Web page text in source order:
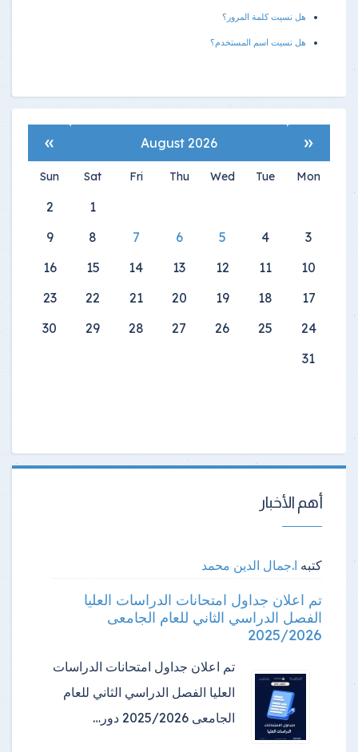
هل نسيت كلمة المرور؟
هل نسيت اسم المستخدم؟
«
August 2026
»
Mon
Tue
Wed
Thu
Fri
Sat
Sun
1
2
3
4
5
6
7
8
9
10
11
12
13
14
15
16
17
18
19
20
21
22
23
24
25
26
27
28
29
30
31
أهم الأخبار
كتبه ا.جمال الدين محمد
تم اعلان جداول امتحانات الدراسات العليا
الفصل الدراسي الثاني للعام الجامعى
2025/2026
تم اعلان جداول امتحانات الدراسات
العليا الفصل الدراسي الثاني للعام
الجامعى 2025/2026 دور…